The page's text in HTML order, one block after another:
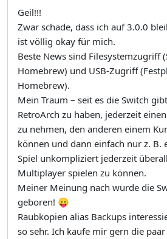
Geil!!!
Zwar schade, dass ich auf 3.0.0
ist völlig okay für mich.
Beste News sind Filesystemzugriff
Homebrew) und USB-Zugriff
Homebrew).
Mein Traum – seit es die Switch
RetroArch zu haben, jederzeit
zu nehmen, den anderen einem
können und dann einfach nur z. B.
Spiel unkompliziert jederzeit
Multiplayer spielen zu können.
Meiner Meinung nach wurde die
geboren! 😛
Raubkopien alias Backups
so sehr. Ich kaufe mir gern die